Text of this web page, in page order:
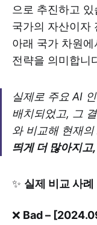
으로 추진하고
국가의 자산이자
아래 국가 차원
전략을 의미합니
실제로 주요 AI
배치되었고, 그
와 비교해 현재
띄게 더 많아지고
✨ 실제 비교 사례
❌ Bad –